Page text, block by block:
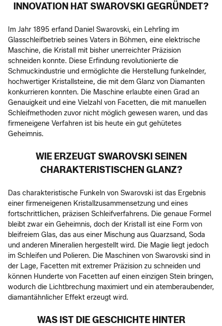
INNOVATION HAT SWAROVSKI GEGRÜNDET?
Im Jahr 1895 erfand Daniel Swarovski, ein Lehrling im
Glasschleifbetrieb seines Vaters in Böhmen, eine elektrische
Maschine, die Kristall mit bisher unerreichter Präzision
schneiden konnte. Diese Erfindung revolutionierte die
Schmuckindustrie und ermöglichte die Herstellung funkelnder,
hochwertiger Kristallsteine, die mit dem Glanz von Diamanten
konkurrieren konnten. Die Maschine erlaubte einen Grad an
Genauigkeit und eine Vielzahl von Facetten, die mit manuellen
Schleifmethoden zuvor nicht möglich gewesen waren, und das
firmeneigene Verfahren ist bis heute ein gut gehütetes
Geheimnis.
WIE ERZEUGT SWAROVSKI SEINEN
CHARAKTERISTISCHEN GLANZ?
Das charakteristische Funkeln von Swarovski ist das Ergebnis
einer firmeneigenen Kristallzusammensetzung und eines
fortschrittlichen, präzisen Schleifverfahrens. Die genaue Formel
bleibt zwar ein Geheimnis, doch der Kristall ist eine Form von
bleifreiem Glas, das aus einer Mischung aus Quarzsand, Soda
und anderen Mineralien hergestellt wird. Die Magie liegt jedoch
im Schleifen und Polieren. Die Maschinen von Swarovski sind in
der Lage, Facetten mit extremer Präzision zu schneiden und
können Hunderte von Facetten auf einen einzigen Stein bringen,
wodurch die Lichtbrechung maximiert und ein atemberaubender,
diamantähnlicher Effekt erzeugt wird.
WAS IST DIE GESCHICHTE HINTER